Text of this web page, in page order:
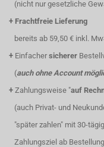
(nicht nur gesetzliche
+ Frachtfreie Lieferung
bereits ab 59,50 € inkl.
+ Einfacher sicherer
(auch ohne Account
+ Zahlungsweise "auf
(auch Privat- und
"später zahlen" mit 30-
Zahlungsziel ab